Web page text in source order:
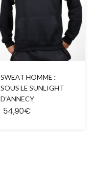
SWEAT HOMME :
SOUS LE SUNLIGHT
D’ANNECY
54,90€